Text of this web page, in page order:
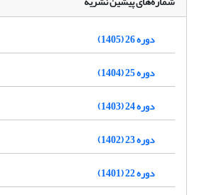
دوره 26 (1405)
دوره 25 (1404)
دوره 24 (1403)
دوره 23 (1402)
دوره 22 (1401)